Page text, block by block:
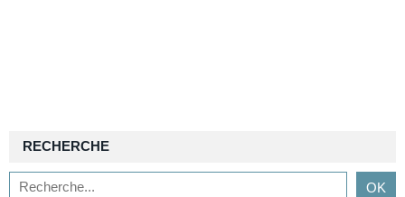
RECHERCHE